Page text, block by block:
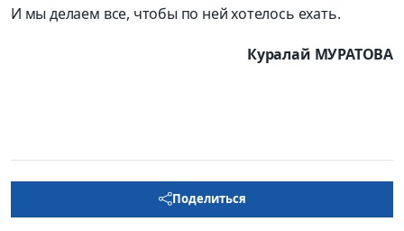
И мы делаем все, чтобы по ней хотелось ехать.
Куралай МУРАТОВА
Поделиться